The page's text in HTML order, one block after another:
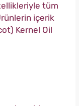
tüm
içerik
Kernel Oil